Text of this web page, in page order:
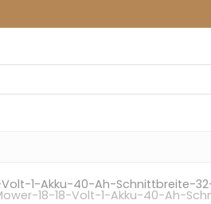
1-Akku-40-Ah-Schnittbreite-
18-18-Volt-1-Akku-40-Ah-